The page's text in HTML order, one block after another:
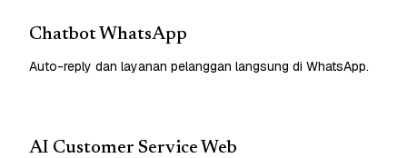
Chatbot WhatsApp
Auto-reply dan layanan pelanggan langsung di WhatsApp.
AI Customer Service Web